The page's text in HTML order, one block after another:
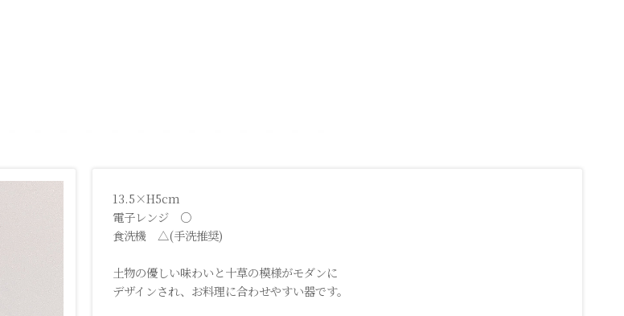
13.5×H5cm
電子レンジ ○
食洗機 △(手洗推奨)
土物の優しい味わいと十草の模様がモダンに
デザインされ、お料理に合わせやすい器です。